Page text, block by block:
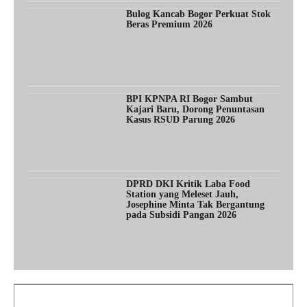
Bulog Kancab Bogor Perkuat Stok
Beras Premium 2026
BPI KPNPA RI Bogor Sambut
Kajari Baru, Dorong Penuntasan
Kasus RSUD Parung 2026
DPRD DKI Kritik Laba Food
Station yang Meleset Jauh,
Josephine Minta Tak Bergantung
pada Subsidi Pangan 2026